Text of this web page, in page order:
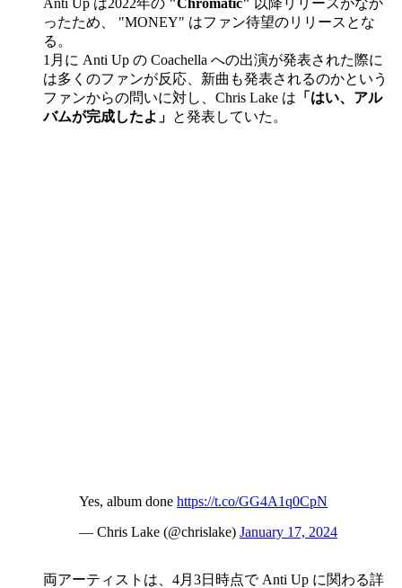
ったため、 "MONEY" はファン待望のリリースとな
る。
1月に Anti Up の Coachella への出演が発表された際に
は多くのファンが反応、新曲も発表されるのかという
ファンからの問いに対し、Chris Lake は 「はい、アル
バムが完成したよ」 と発表していた。
Yes, album done https://t.co/GG4A1q0CpN
— Chris Lake (@chrislake) January 17, 2024
両アーティストは、4月3日時点で Anti Up に関わる詳